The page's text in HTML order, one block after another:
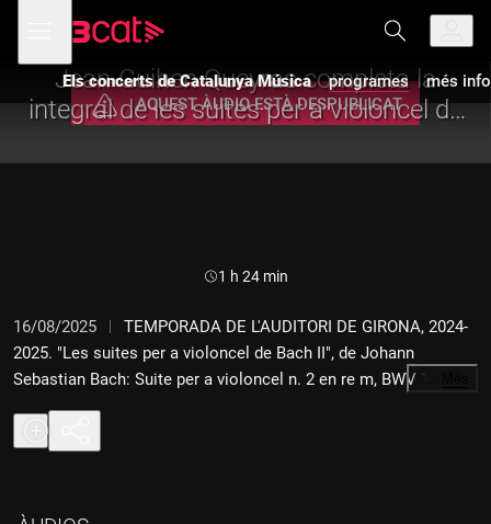
navegació
principal
menú
de
Els concerts de Catalunya Música programes
més info
AQUEST ÀUDIO ESTÀ DESPUBLICAT
Els concerts de Catalunya Música
Jean-Guihen Queyras completa la
integral de les suites per a violoncel de
Durada:
1 h 24 min
16/08/2025
TEMPORADA DE L'AUDITORI DE GIRONA, 2024-
2025. "Les suites per a violoncel de Bach II", de Johann
Sebastian Bach: Suite per a violoncel n. 2 en re m, BWV 1008;
Suite per a violoncel n. 3 en do, BWV 1009; Suite per a violoncel
n. 6 en re, BWV 1012. Jean-Guihen Queyras, violoncel.
Enregistrat per Catalunya Música el diumenge 6 d'octubre del
…